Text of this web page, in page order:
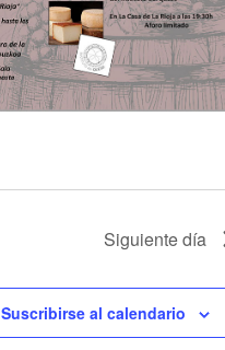
Siguiente día
Suscribirse al calendario